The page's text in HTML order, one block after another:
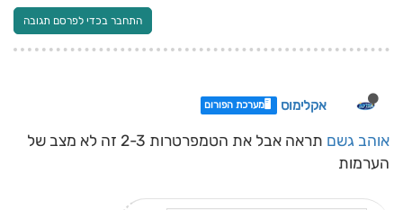
התחבר בכדי לפרסם תגובה
אקלימוס 🖥️מערכת הפורום
אוהב גשם
תראה אבל את הטמפרטרות 2-3 זה לא מצב של
הערמות